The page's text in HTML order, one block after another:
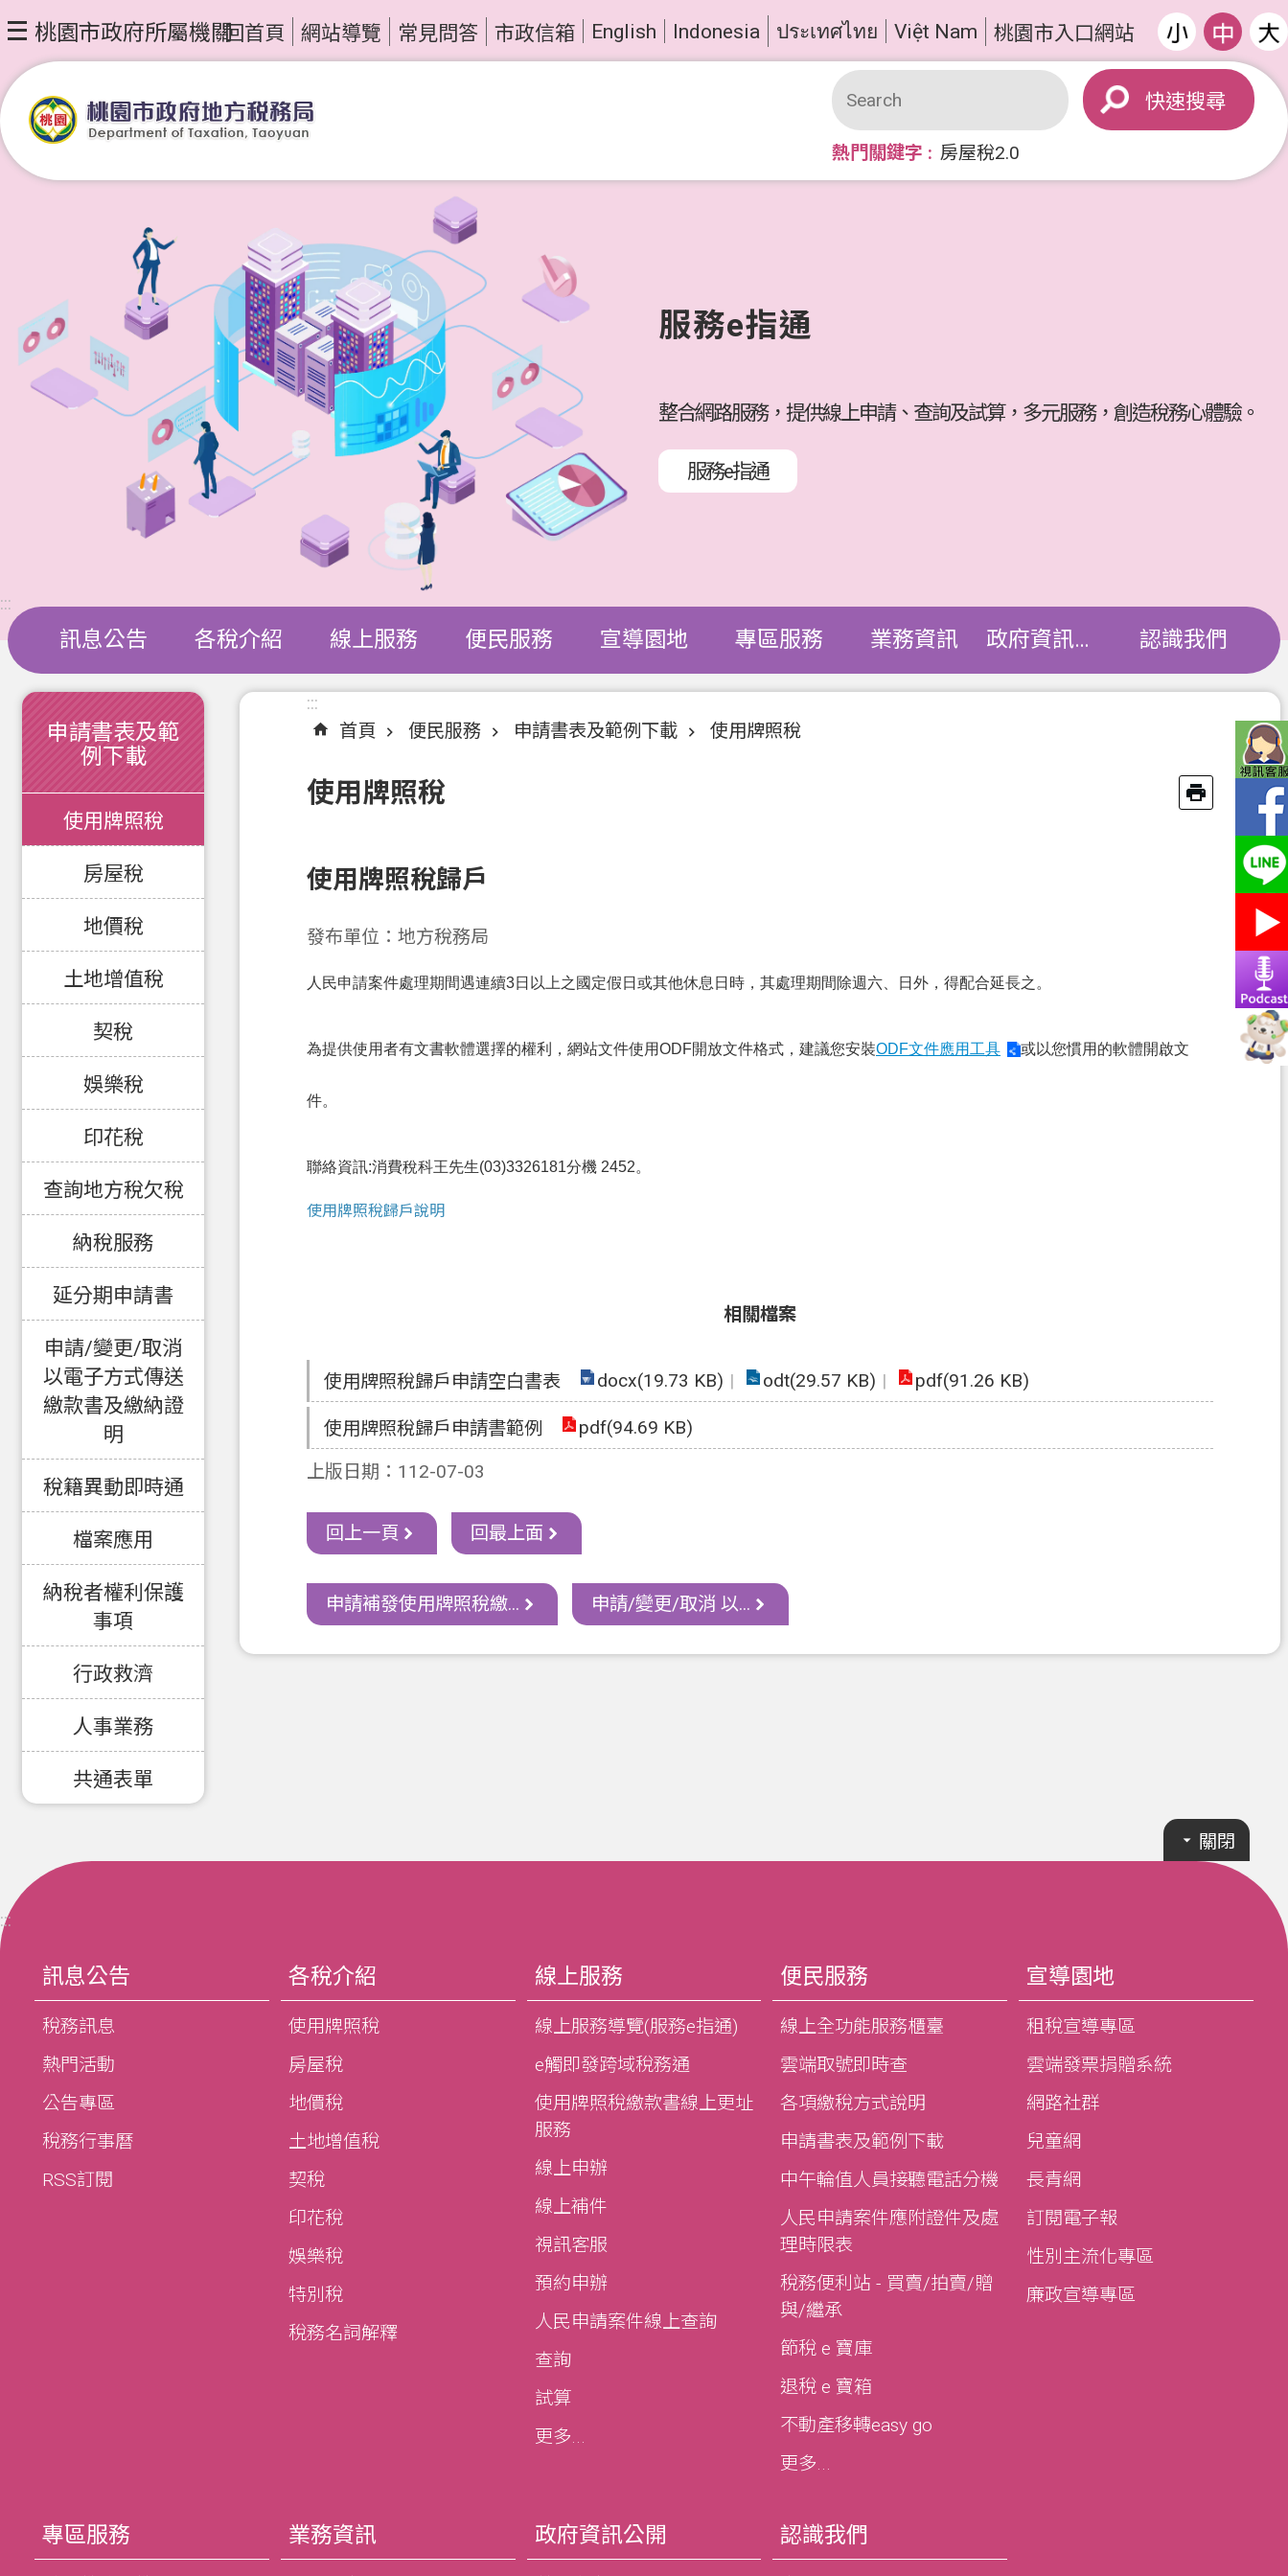
桃園市政府所屬機關回首頁 網站導覽 常見問答 市政信箱 English Indonesia ประเทศไทย Việt Nam 桃園市入口網站
搜尋
熱門關鍵字 房屋稅2.0
服務e指通
整合網路服務，提供線上申請、查詢及試算，多元服務，創造稅務心體驗。
服務e指通
:::
訊息公告 各稅介紹 線上服務 便民服務 宣導園地 專區服務 業務資訊 政府資訊公開 認識我們
:::
申請書表及範
例下載
使用牌照稅
房屋稅
地價稅
土地增值稅
契稅
娛樂稅
印花稅
查詢地方稅欠稅
納稅服務
延分期申請書
申請/變更/取消
以電子方式傳送
繳款書及繳納證
明
稅籍異動即時通
檔案應用
納稅者權利保護
事項
行政救濟
人事業務
共通表單
:::
首頁
便民服務 申請書表及範例下載 使用牌照稅
使用牌照稅
使用牌照稅歸戶
發布單位：地方稅務局
人民申請案件處理期間遇連續3日以上之國定假日或其他休息日時，其處理期間除週六、日外，得配合延長之。
為提供使用者有文書軟體選擇的權利，網站文件使用ODF開放文件格式，建議您安裝ODF文件應用工具 或以您慣用的軟體開啟文
件。
聯絡資訊:消費稅科王先生(03)3326181分機 2452。
使用牌照稅歸戶說明
相關檔案
使用牌照稅歸戶申請空白書表 docx(19.73 KB) odt(29.57 KB) pdf(91.26 KB)
使用牌照稅歸戶申請書範例
pdf(94.69 KB)
上版日期：112-07-03
回上一頁 回最上面
申請補發使用牌照稅繳... 申請/變更/取消 以...
關閉
:::
訊息公告
稅務訊息
熱門活動
公告專區
稅務行事曆
RSS訂閱
各稅介紹
使用牌照稅
房屋稅
地價稅
土地增值稅
契稅
印花稅
娛樂稅
特別稅
稅務名詞解釋
線上服務
線上服務導覽(服務e指通)
e觸即發跨域稅務通
使用牌照稅繳款書線上更址
服務
線上申辦
線上補件
視訊客服
預約申辦
人民申請案件線上查詢
查詢
試算
更多...
便民服務
線上全功能服務櫃臺
雲端取號即時查
各項繳稅方式說明
申請書表及範例下載
中午輪值人員接聽電話分機
人民申請案件應附證件及處
理時限表
稅務便利站 - 買賣/拍賣/贈
與/繼承
節稅 e 寶庫
退稅 e 寶箱
不動產移轉easy go
更多...
宣導園地
租稅宣導專區
雲端發票捐贈系統
網路社群
兒童網
長青網
訂閱電子報
性別主流化專區
廉政宣導專區
專區服務 業務資訊 政府資訊公開 認識我們